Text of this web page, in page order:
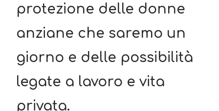
Archivi
Cerca
protezione delle donne
anziane che saremo un
giorno e delle possibilità
legate a lavoro e vita
privata.